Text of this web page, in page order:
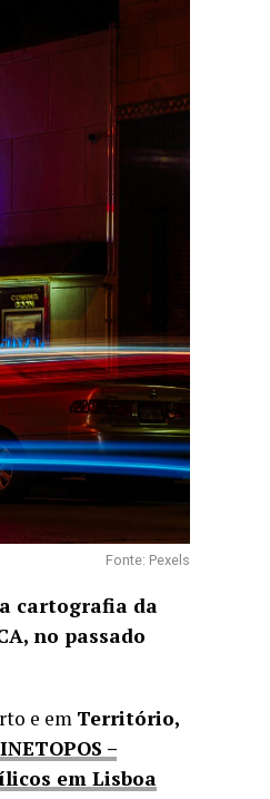
Fonte: Pexels
cartografia da
no passado
e em Território,
–
em Lisboa